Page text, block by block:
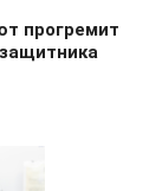
прогремит